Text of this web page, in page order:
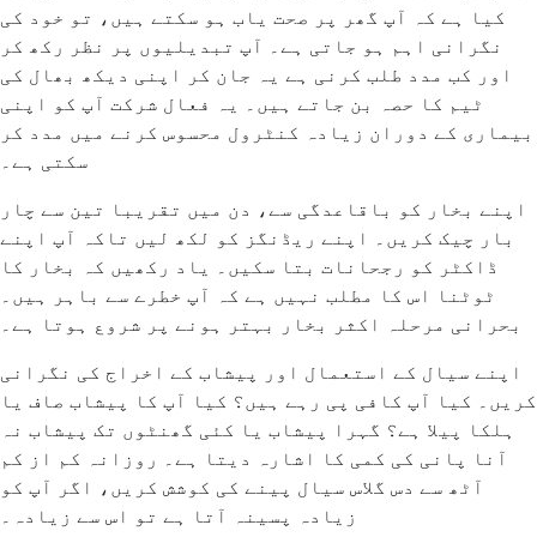
کیا ہے کہ آپ گھر پر صحت یاب ہو سکتے ہیں، تو خود کی
نگرانی اہم ہو جاتی ہے۔ آپ تبدیلیوں پر نظر رکھ کر
اور کب مدد طلب کرنی ہے یہ جان کر اپنی دیکھ بھال کی
ٹیم کا حصہ بن جاتے ہیں۔ یہ فعال شرکت آپ کو اپنی
بیماری کے دوران زیادہ کنٹرول محسوس کرنے میں مدد کر
سکتی ہے۔
اپنے بخار کو باقاعدگی سے، دن میں تقریبا تین سے چار
بار چیک کریں۔ اپنے ریڈنگز کو لکھ لیں تاکہ آپ اپنے
ڈاکٹر کو رجحانات بتا سکیں۔ یاد رکھیں کہ بخار کا
ٹوٹنا اس کا مطلب نہیں ہے کہ آپ خطرے سے باہر ہیں۔
بحرانی مرحلہ اکثر بخار بہتر ہونے پر شروع ہوتا ہے۔
اپنے سیال کے استعمال اور پیشاب کے اخراج کی نگرانی
کریں۔ کیا آپ کافی پی رہے ہیں؟ کیا آپ کا پیشاب صاف یا
ہلکا پیلا ہے؟ گہرا پیشاب یا کئی گھنٹوں تک پیشاب نہ
آنا پانی کی کمی کا اشارہ دیتا ہے۔ روزانہ کم از کم
آٹھ سے دس گلاس سیال پینے کی کوشش کریں، اگر آپ کو
زیادہ پسینہ آتا ہے تو اس سے زیادہ۔